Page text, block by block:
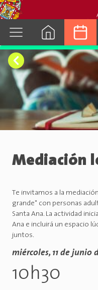
Mediación
Te invitamos a la
grande" con personas
Santa Ana. La actividad
Ana e incluirá un espacio
juntos.
miércoles, 11 de junio
10h30